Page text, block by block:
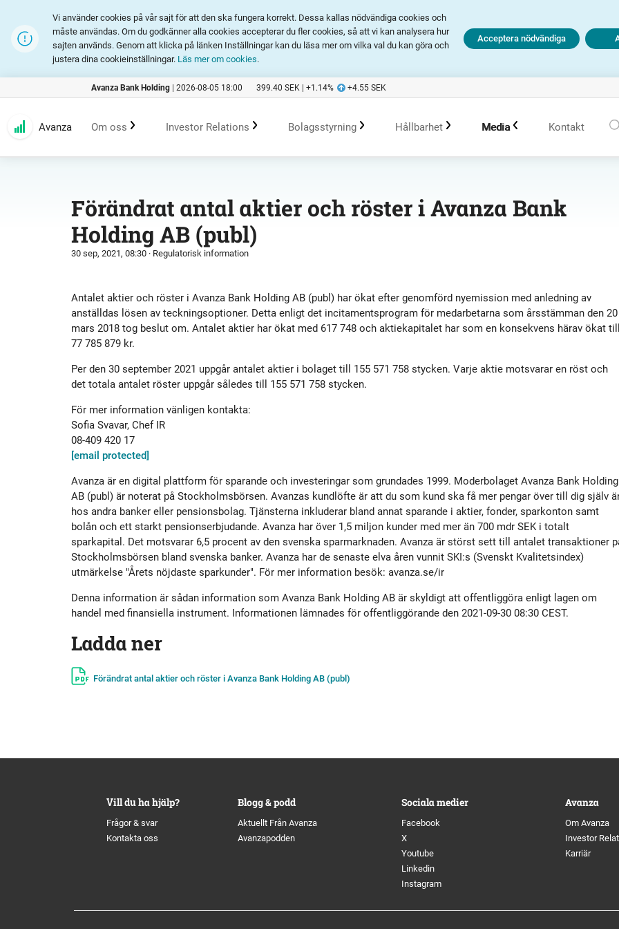
Vi använder cookies på vår sajt för att den ska fungera korrekt. Dessa kallas nödvändiga cookies och
måste användas. Om du godkänner alla cookies accepterar du fler cookies, så att vi kan analysera hur
sajten används. Genom att klicka på länken Inställningar kan du läsa mer om vilka val du kan göra och
justera dina cookieinställningar. Läs mer om cookies.
Acceptera nödvändiga
Avanza Bank Holding | 2026-08-05 18:00 399.40 SEK | +1.14% +4.55 SEK
Avanza Om oss
Erbjudande
Historik
Kultur
Organisation
Avanza Fonder
Avanza Pension
Placera
Investor Relations
Rapporter och presentationer
Aktien
Kalender
Bolagsstyrning
Styrelse
Incitamentsprogram
Policys
Hållbarhet Media
Bildbank
Kontakt
Förändrat antal aktier och röster i Avanza Bank
Holding AB (publ)
30 sep, 2021, 08:30 · Regulatorisk information
Antalet aktier och röster i Avanza Bank Holding AB (publ) har ökat efter genomförd nyemission med anledning av
anställdas lösen av teckningsoptioner. Detta enligt det incitamentsprogram för medarbetarna som årsstämman den 20
mars 2018 tog beslut om. Antalet aktier har ökat med 617 748 och aktiekapitalet har som en konsekvens härav ökat till
77 785 879 kr.
Per den 30 september 2021 uppgår antalet aktier i bolaget till 155 571 758 stycken. Varje aktie motsvarar en röst och
det totala antalet röster uppgår således till 155 571 758 stycken.
För mer information vänligen kontakta:
Sofia Svavar, Chef IR
08-409 420 17
[email protected]
Avanza är en digital plattform för sparande och investeringar som grundades 1999. Moderbolaget Avanza Bank Holding
AB (publ) är noterat på Stockholmsbörsen. Avanzas kundlöfte är att du som kund ska få mer pengar över till dig själv
hos andra banker eller pensionsbolag. Tjänsterna inkluderar bland annat sparande i aktier, fonder, sparkonton samt
bolån och ett starkt pensionserbjudande. Avanza har över 1,5 miljon kunder med mer än 700 mdr SEK i totalt
sparkapital. Det motsvarar 6,5 procent av den svenska sparmarknaden. Avanza är störst sett till antalet transaktioner
Stockholmsbörsen bland svenska banker. Avanza har de senaste elva åren vunnit SKI:s (Svenskt Kvalitetsindex)
utmärkelse "Årets nöjdaste sparkunder". För mer information besök: avanza.se/ir
Denna information är sådan information som Avanza Bank Holding AB är skyldigt att offentliggöra enligt lagen om
handel med finansiella instrument. Informationen lämnades för offentliggörande den 2021-09-30 08:30 CEST.
Ladda ner
Förändrat antal aktier och röster i Avanza Bank Holding AB (publ)
Vill du ha hjälp?
Frågor & svar
Kontakta oss
Blogg & podd
Aktuellt Från Avanza
Avanzapodden
Sociala medier
Facebook
X
Youtube
Linkedin
Instagram
Avanza
Om Avanza
Investor
Karriär